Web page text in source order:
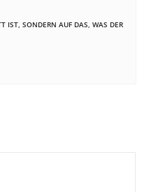
IST, SONDERN AUF DAS, WAS DER